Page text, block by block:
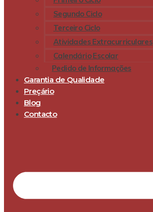
Segundo Ciclo
Terceiro Ciclo
Atividades Extracurriculares
Calendário Escolar
Pedido de Informações
Garantia de Qualidade
Preçário
Blog
Contacto